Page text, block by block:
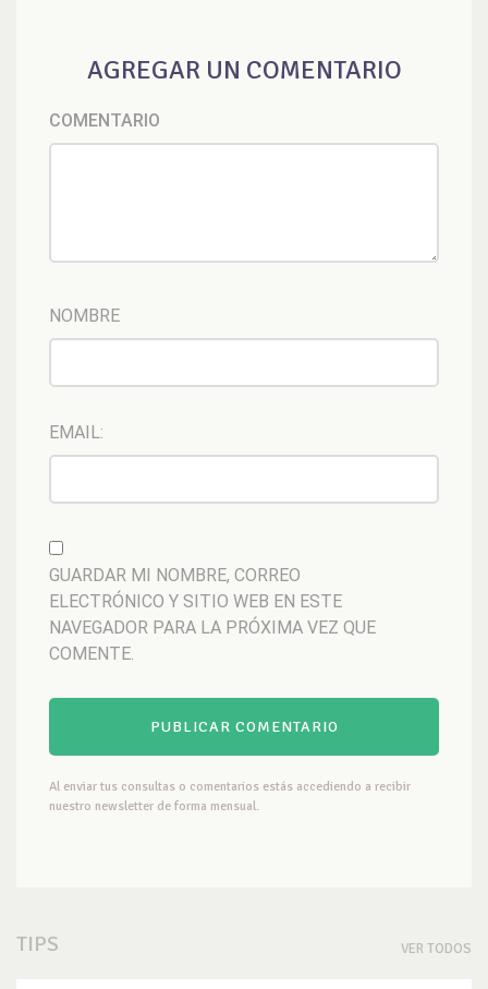
AGREGAR UN COMENTARIO
COMENTARIO
NOMBRE
EMAIL:
GUARDAR MI NOMBRE, CORREO
ELECTRÓNICO Y SITIO WEB EN ESTE
NAVEGADOR PARA LA PRÓXIMA VEZ QUE
COMENTE.
Al enviar tus consultas o comentarios estás accediendo a recibir
nuestro newsletter de forma mensual.
TIPS VER TODOS